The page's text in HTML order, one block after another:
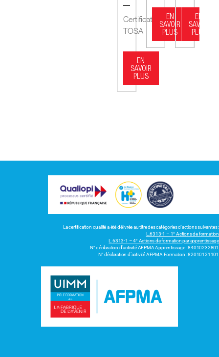
Certification
TOSA
EN
SAVOIR
PLUS
EN
SAVOIR
PLUS
EN
SAVOIR
PLUS
La certification qualité a été délivrée au titre des catégories d’actions suivantes :
L.6313-1 – 1° Actions de formation
L.6313-1 – 4° Actions de formation par apprentissage
N° déclaration d’activité AFPMA Apprentissage : 84010232801
N° déclaration d’activité AFPMA Formation : 82010121101